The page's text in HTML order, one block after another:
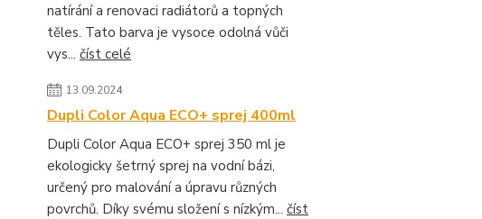
natírání a renovaci radiátorů a topných
těles. Tato barva je vysoce odolná vůči
vys... číst celé
13.09.2024
Dupli Color Aqua ECO+ sprej 400ml
Dupli Color Aqua ECO+ sprej 350 ml je
ekologicky šetrný sprej na vodní bázi,
určený pro malování a úpravu různých
povrchů. Díky svému složení s nízkým... číst